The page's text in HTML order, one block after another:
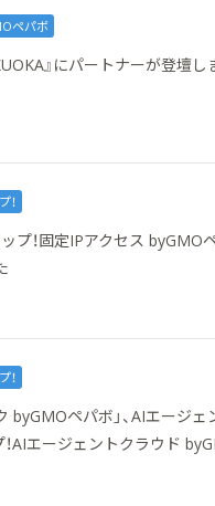
ペパボ
』にパートナーが登壇し
！
プ！固定IPアクセス byGMO
！
byGMOペパボ」、AIエージ
AIエージェントクラウド